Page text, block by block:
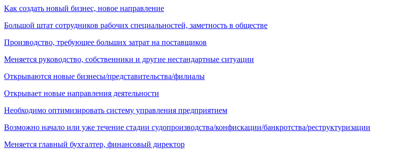
Как создать новый бизнес, новое направление
Большой штат сотрудников рабочих специальностей, заметность в обществе
Производство, требующее больших затрат на поставщиков
Меняется руководство, собственники и другие нестандартные ситуации
Открываются новые бизнесы/представительства/филиалы
Открывает новые направления деятельности
Необходимо оптимизировать систему управления предприятием
Возможно начало или уже течение стадии судопроизводства/конфискации/банкротства/реструктуризации
Меняется главный бухгалтер, финансовый директор